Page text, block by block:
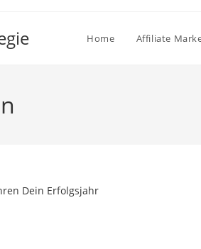
Home Affiliate